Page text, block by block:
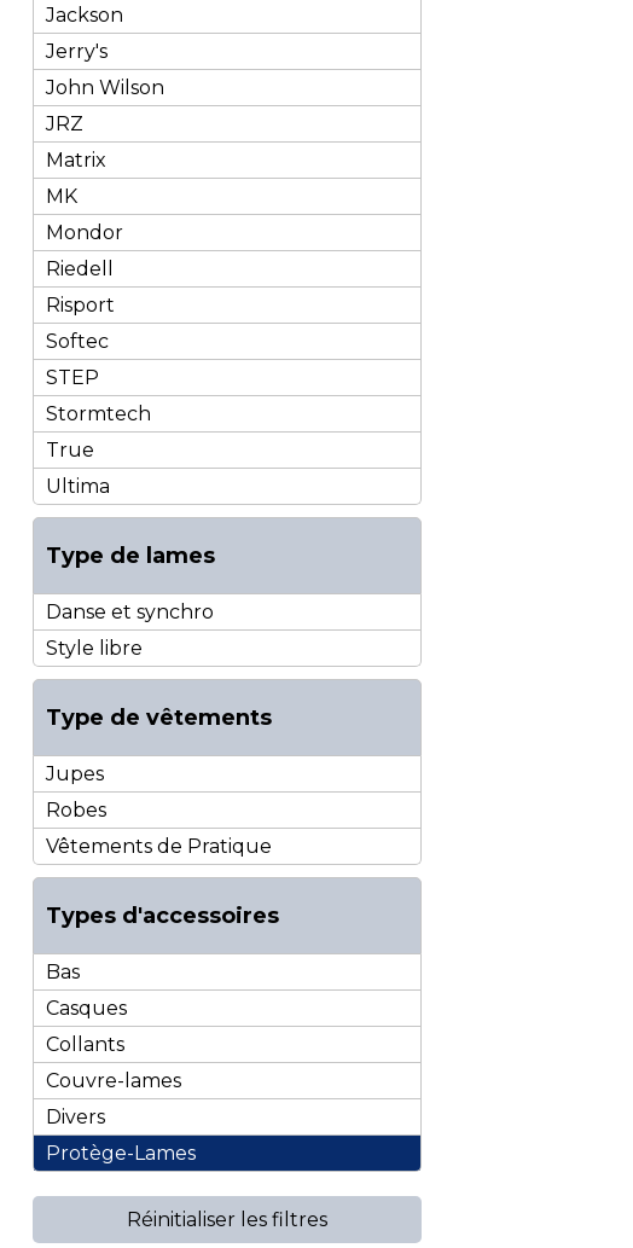
Jackson
Jerry's
John Wilson
JRZ
Matrix
MK
Mondor
Riedell
Risport
Softec
STEP
Stormtech
True
Ultima
Type de lames
Danse et synchro
Style libre
Type de vêtements
Jupes
Robes
Vêtements de Pratique
Types d'accessoires
Bas
Casques
Collants
Couvre-lames
Divers
Protège-Lames
Réinitialiser les filtres